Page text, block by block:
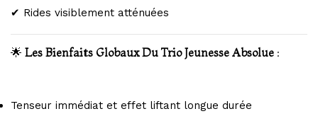
✔ Rides visiblement atténuées
🌟 Les Bienfaits Globaux Du Trio Jeunesse Absolue :
Tenseur immédiat et effet liftant longue durée